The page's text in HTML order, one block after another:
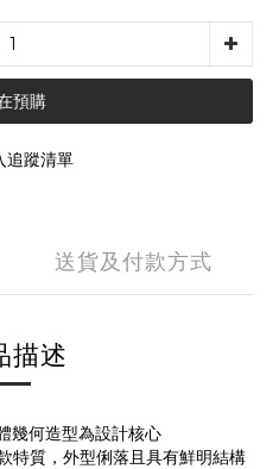
預購
追蹤清單
送貨及付款方式
描述
幾何造型為設計核心
特質，外型俐落且具有鮮明結構